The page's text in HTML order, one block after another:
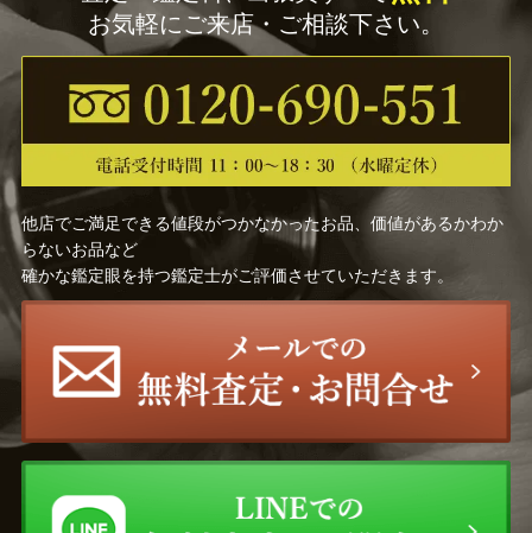
お気軽にご来店・ご相談下さい。
他店でご満足できる値段がつかなかったお品、価値があるかわか
らないお品など
確かな鑑定眼を持つ鑑定士がご評価させていただきます。